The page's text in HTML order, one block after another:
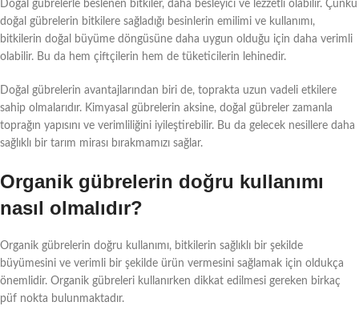
Doğal gübrelerle beslenen bitkiler, daha besleyici ve lezzetli olabilir. Çünkü
doğal gübrelerin bitkilere sağladığı besinlerin emilimi ve kullanımı,
bitkilerin doğal büyüme döngüsüne daha uygun olduğu için daha verimli
olabilir. Bu da hem çiftçilerin hem de tüketicilerin lehinedir.
Doğal gübrelerin avantajlarından biri de, toprakta uzun vadeli etkilere
sahip olmalarıdır. Kimyasal gübrelerin aksine, doğal gübreler zamanla
toprağın yapısını ve verimliliğini iyileştirebilir. Bu da gelecek nesillere daha
sağlıklı bir tarım mirası bırakmamızı sağlar.
Organik gübrelerin doğru kullanımı
nasıl olmalıdır?
Organik gübrelerin doğru kullanımı, bitkilerin sağlıklı bir şekilde
büyümesini ve verimli bir şekilde ürün vermesini sağlamak için oldukça
önemlidir. Organik gübreleri kullanırken dikkat edilmesi gereken birkaç
püf nokta bulunmaktadır.